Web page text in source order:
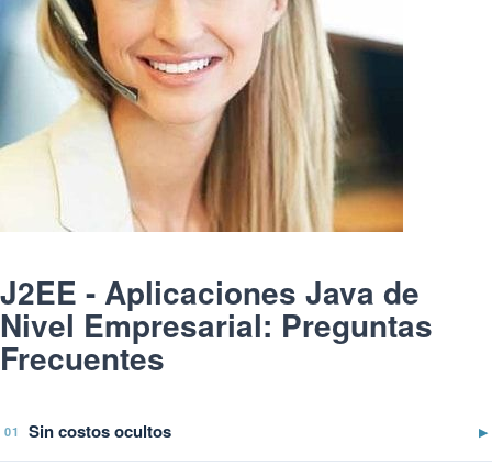
J2EE - Aplicaciones Java de
Nivel Empresarial: Preguntas
Frecuentes
01 Sin costos ocultos ▶